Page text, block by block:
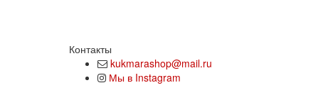
Контакты
kukmarashop@mail.ru
Мы в Instagram